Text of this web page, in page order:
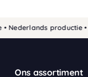
productie •
Ons assortiment